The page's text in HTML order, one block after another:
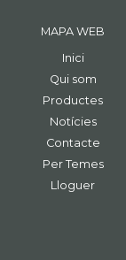
MAPA WEB
Inici
Qui som
Productes
Notícies
Contacte
Per Temes
Lloguer